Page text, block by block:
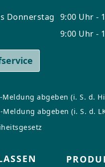
Donnerstag 9:00 Uhr -
9:00 Uhr -
abgeben (i. S. d.
abgeben (i. S. d.